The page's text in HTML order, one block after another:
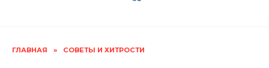
ГЛАВНАЯ » СОВЕТЫ И ХИТРОСТИ